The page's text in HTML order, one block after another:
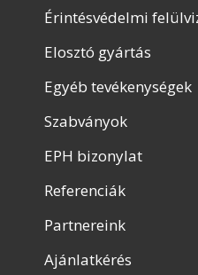
Érintésvédelmi
Elosztó gyártás
Egyéb tevékenységek
Szabványok
EPH bizonylat
Referenciák
Partnereink
Ajánlatkérés